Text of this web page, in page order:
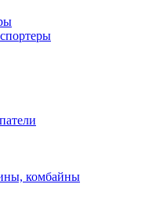
комбайны